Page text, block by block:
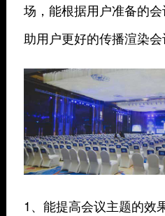
场，能根据用户准备的
助用户更好的传播渲染会
1、能提高会议主题的效